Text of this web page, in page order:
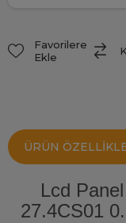
Favorilere
Ekle
ÜRÜN
Lcd
27.4CS01